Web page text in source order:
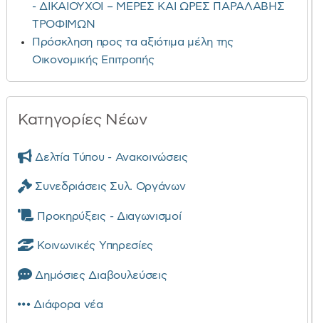
- ΔΙΚΑΙΟΥΧΟΙ – ΜΕΡΕΣ ΚΑΙ ΩΡΕΣ ΠΑΡΑΛΑΒΗΣ
ΤΡΟΦΙΜΩΝ
Πρόσκληση προς τα αξιότιμα μέλη της
Οικονομικής Επιτροπής
Κατηγορίες Νέων
Δελτία Τύπου - Ανακοινώσεις
Συνεδριάσεις Συλ. Οργάνων
Προκηρύξεις - Διαγωνισμοί
Κοινωνικές Υπηρεσίες
Δημόσιες Διαβουλεύσεις
Διάφορα νέα